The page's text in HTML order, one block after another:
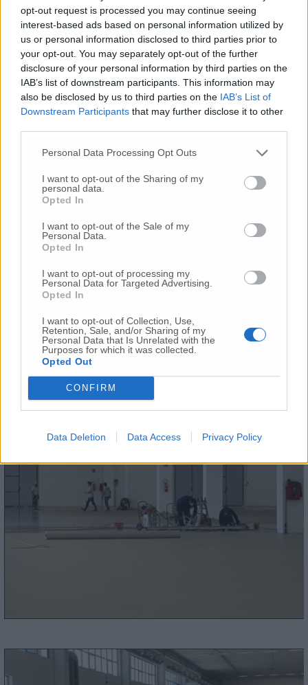
opt-out request is processed you may continue seeing
interest-based ads based on personal information utilized by
us or personal information disclosed to third parties prior to
your opt-out. You may separately opt-out of the further
disclosure of your personal information by third parties on the
IAB’s list of downstream participants. This information may
also be disclosed by us to third parties on the IAB’s List of
Downstream Participants that may further disclose it to other
Personal Data Processing Opt Outs
I want to opt-out of the Sharing of my
personal data.
Opted In
I want to opt-out of the Sale of my
Personal Data.
Opted In
I want to opt-out of processing my
Personal Data for Targeted Advertising.
Opted In
I want to opt-out of Collection, Use,
Retention, Sale, and/or Sharing of my
Personal Data that Is Unrelated with the
Purposes for which it was collected.
Opted Out
CONFIRM
Data Deletion Data Access Privacy Policy